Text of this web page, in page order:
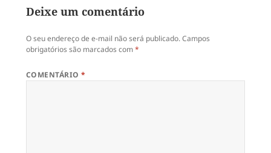
Deixe um comentário
O seu endereço de e-mail não será publicado.Campos
obrigatórios são marcados com*
COMENTÁRIO*